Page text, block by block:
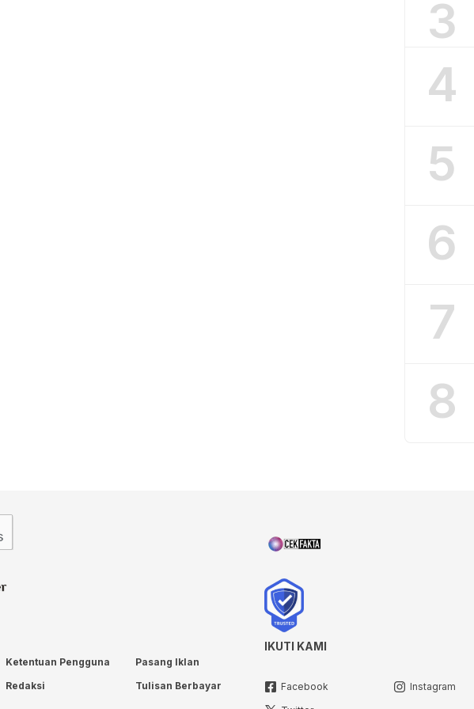
3
4
5
6
7
8
Ketentuan Pengguna
Pasang Iklan
Redaksi Tulisan Berbayar
IKUTI KAMI
Facebook Instagram